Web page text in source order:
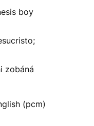
boy
zobáná
(pcm)